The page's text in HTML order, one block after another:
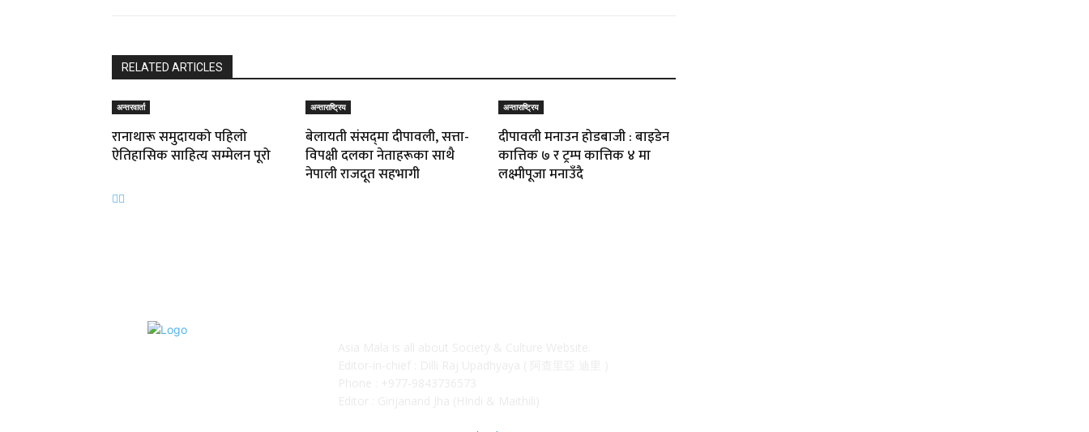
RELATED ARTICLES
अन्तरवार्ता
रानाथारू समुदायको पहिलो
ऐतिहासिक साहित्य सम्मेलन पूरो
अन्ताराष्ट्रिय
बेलायती संसद्‌मा दीपावली‚ सत्ता-
विपक्षी दलका नेताहरूका साथै
नेपाली राजदूत सहभागी
अन्ताराष्ट्रिय
दीपावली मनाउन होडबाजी : बाइडेन
कात्तिक ७ र ट्रम्प कात्तिक ४ मा
लक्ष्मीपूजा मनाउँदै